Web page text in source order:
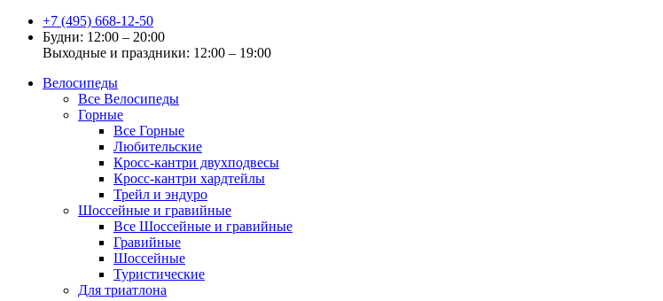
+7 (495) 668-12-50
Будни: 12:00 – 20:00
Выходные и праздники: 12:00 – 19:00
Велосипеды
Все Велосипеды
Горные
Все Горные
Любительские
Кросс-кантри двухподвесы
Кросс-кантри хардтейлы
Трейл и эндуро
Шоссейные и гравийные
Все Шоссейные и гравийные
Гравийные
Шоссейные
Туристические
Для триатлона